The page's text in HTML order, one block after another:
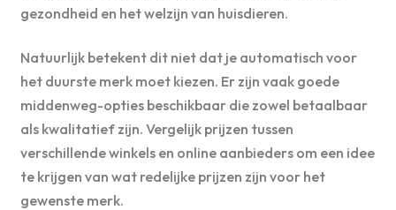
gezondheid en het welzijn van huisdieren.
Natuurlijk betekent dit niet dat je automatisch voor
het duurste merk moet kiezen. Er zijn vaak goede
middenweg-opties beschikbaar die zowel betaalbaar
als kwalitatief zijn. Vergelijk prijzen tussen
verschillende winkels en online aanbieders om een idee
te krijgen van wat redelijke prijzen zijn voor het
gewenste merk.